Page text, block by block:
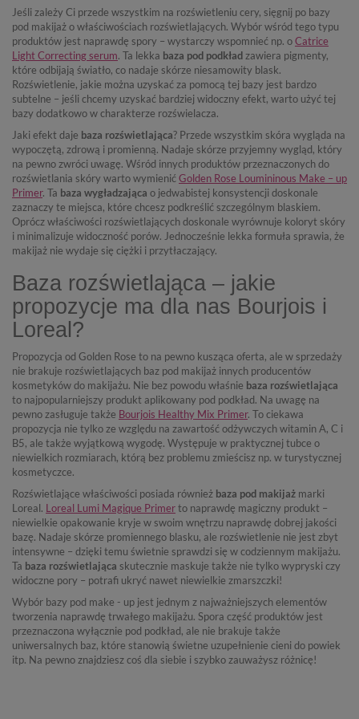
Jeśli zależy Ci przede wszystkim na rozświetleniu cery, sięgnij po bazy
pod makijaż o właściwościach rozświetlających. Wybór wśród tego typu
produktów jest naprawdę spory – wystarczy wspomnieć np. oCatrice
Light Correcting serum. Ta lekka baza pod podkład zawiera pigmenty,
które odbijają światło, co nadaje skórze niesamowity blask.
Rozświetlenie, jakie można uzyskać za pomocą tej bazy jest bardzo
subtelne – jeśli chcemy uzyskać bardziej widoczny efekt, warto użyć tej
bazy dodatkowo w charakterze rozświelacza.
Jaki efekt daje baza rozświetlająca? Przede wszystkim skóra wygląda na
wypoczętą, zdrową i promienną. Nadaje skórze przyjemny wygląd, który
na pewno zwróci uwagę. Wśród innych produktów przeznaczonych do
rozświetlania skóry warto wymienićGolden Rose Loumininous Make – up
Primer. Ta baza wygładzająca o jedwabistej konsystencji doskonale
zaznaczy te miejsca, które chcesz podkreślić szczególnym blaskiem.
Oprócz właściwości rozświetlających doskonale wyrównuje koloryt skóry
i minimalizuje widoczność porów. Jednocześnie lekka formuła sprawia, że
makijaż nie wydaje się ciężki i przytłaczający.
Baza rozświetlająca – jakie
propozycje ma dla nas Bourjois i
Loreal?
Propozycja od Golden Rose to na pewno kusząca oferta, ale w sprzedaży
nie brakuje rozświetlających baz pod makijaż innych producentów
kosmetyków do makijażu. Nie bez powodu właśnie baza rozświetlająca
to najpopularniejszy produkt aplikowany pod podkład. Na uwagę na
pewno zasługuje także Bourjois Healthy Mix Primer. To ciekawa
propozycja nie tylko ze względu na zawartość odżywczych witamin A, C i
B5, ale także wyjątkową wygodę. Występuje w praktycznej tubce o
niewielkich rozmiarach, którą bez problemu zmieścisz np. w turystycznej
kosmetyczce.
Rozświetlające właściwości posiada również baza pod makijaż marki
Loreal. Loreal Lumi Magique Primerto naprawdę magiczny produkt –
niewielkie opakowanie kryje w swoim wnętrzu naprawdę dobrej jakości
bazę. Nadaje skórze promiennego blasku, ale rozświetlenie nie jest zbyt
intensywne – dzięki temu świetnie sprawdzi się w codziennym makijażu.
Ta baza rozświetlająca skutecznie maskuje także nie tylko wypryski czy
widoczne pory – potrafi ukryć nawet niewielkie zmarszczki!
Wybór bazy pod make - up jest jednym z najważniejszych elementów
tworzenia naprawdę trwałego makijażu. Spora część produktów jest
przeznaczona wyłącznie pod podkład, ale nie brakuje także
uniwersalnych baz, które stanowią świetne uzupełnienie cieni do powiek
itp. Na pewno znajdziesz coś dla siebie i szybko zauważysz różnicę!